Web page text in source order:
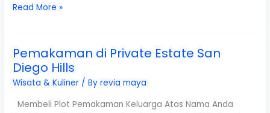
3
San
Diego
Hills
Read More »
Pemakaman di Private Estate San
Diego Hills
Wisata & Kuliner / Byrevia maya
Membeli Plot Pemakaman Keluarga Atas Nama Anda